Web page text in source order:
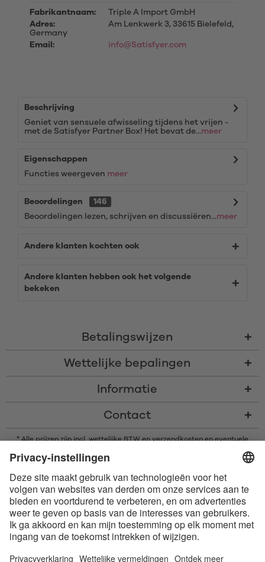
Fabrikantnaam:
Triple A Import GmbH
Adres:
Am Lenkwerk 3, 33615 Bielefeld,
Germany
Email:
info@Satisfyer.com
Beschrijving
Geniet van sensuele afwisseling tijdens het vrijen -
met de Satisfyer Partner Box! Het bevat de...meer
Eigenschappen
Functies weergeven meer
Beoordelingen
146
Beoordelingen lezen, schrijven en discussiëren...meer
Andere klanten kochten ook
Andere klanten hebben ook het volgende
bekeken
Betalingswijzen
Wettelijke bepalingen
Informatie
Contact
* Alle prijzen zijn incl. wettelijke BTW en verzendkosten en eventuele
rembourskosten, indien niet anders beschreven
handelsmerken van Bluetooth SIG, Inc. en elk gebruik van dergelijke
Apple, het Apple logo en Apple Watch zijn handelsmerken van Apple Inc.
Google Play en het Google Play-logo zijn handelsmerken van Google LLC.